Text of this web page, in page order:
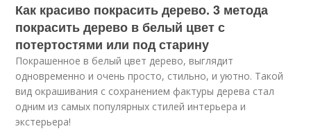
Как красиво покрасить дерево. 3 метода
покрасить дерево в белый цвет с
потертостями или под старину
Покрашенное в белый цвет дерево, выглядит
одновременно и очень просто, стильно, и уютно. Такой
вид окрашивания с сохранением фактуры дерева стал
одним из самых популярных стилей интерьера и
экстерьера!